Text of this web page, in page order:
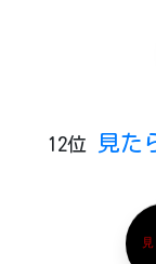
12位 見た